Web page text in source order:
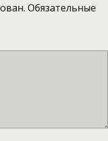
Обязательные